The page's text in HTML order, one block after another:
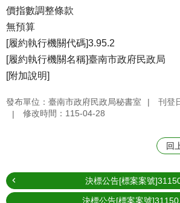
價指數調整條款
無預算
[履約執行機關代碼]3.95.2
[履約執行機關名稱]臺南市政府民政局
[附加說明]
發布單位：臺南市政府民政局秘書室
刊登
修改時間：115-04-28
回
決標公告[標案案號
決標公告[標案案號